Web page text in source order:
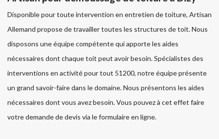
Disponible pour toute intervention en entretien de toiture, Artisan
Allemand propose de travailler toutes les structures de toit. Nous
disposons une équipe compétente qui apporte les aides
nécessaires dont chaque toit peut avoir besoin. Spécialistes des
interventions en activité pour tout 51200, notre équipe présente
un grand savoir-faire dans le domaine. Nous présentons les aides
nécessaires dont vous avez besoin. Vous pouvez à cet effet faire
votre demande de devis via le formulaire en ligne.